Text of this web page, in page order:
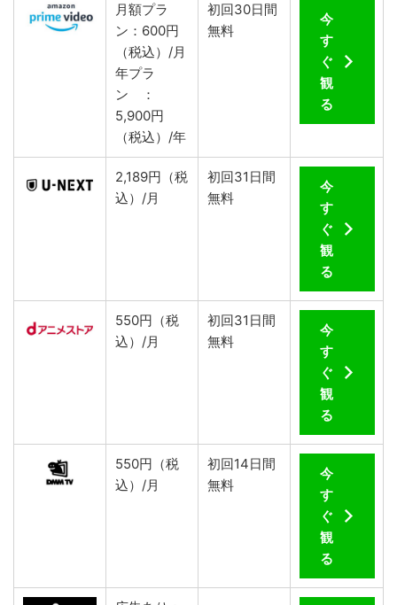
月額プラ
ン：600円
（税込）/月
年プラ
ン ：
5,900円
（税込）/年
初回30日間
無料
今
す
ぐ
観
る
2,189円（税
込）/月
初回31日間
無料
今
す
ぐ
観
る
550円（税
込）/月
初回31日間
無料
今
す
ぐ
観
る
550円（税
込）/月
初回14日間
無料
今
す
ぐ
観
る